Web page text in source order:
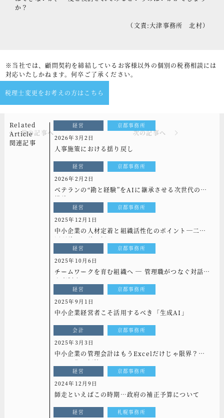
か？
（文責:大津事務所 北村）
※当社では、顧問契約を締結しているお客様以外の個別の税務相談には
対応いたしかねます。何卒ご了承ください。
税理士変更をお考えの方はこちら
前の記事へ 次の記事へ
Related
Article
関連記事
経営 京都事務所
2026年3月2日
人事施策における揺り戻し
経営 京都事務所
2026年2月2日
ベテランの“勘と経験”をAIに継承させる次世代の組
織論
経営 京都事務所
2025年12月1日
中小企業の人材定着と組織活性化のポイント─二要
因理論から読み解く─
経営 京都事務所
2025年10月6日
チームワークを育む組織へ ― 管理職がつなぐ対話と
人事制度 ―
経営 京都事務所
2025年9月1日
中小企業経営者こそ活用するべき「生成AI」
会計 京都事務所
2025年3月3日
中小企業の管理会計はもうExcelだけじゃ限界？シ
ステム化で解決！
経営 京都事務所
2024年12月9日
師走といえばこの時期…政府の補正予算について
経営 札幌事務所